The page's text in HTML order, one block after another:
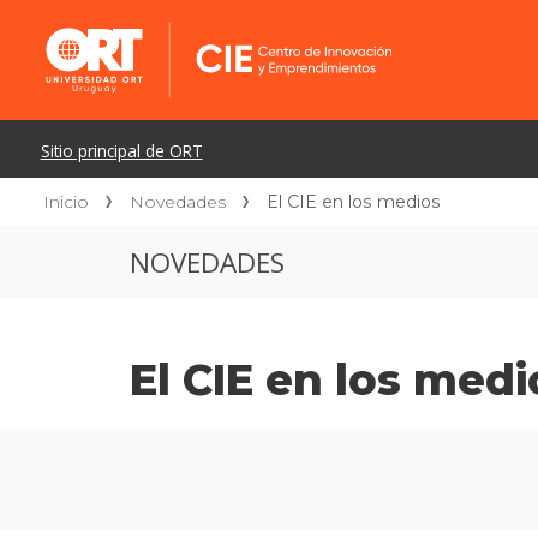
Inicio Novedades El CIE en los medios
NOVEDADES
El CIE en los